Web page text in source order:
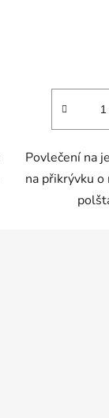
Povlečení na
na přikrývku